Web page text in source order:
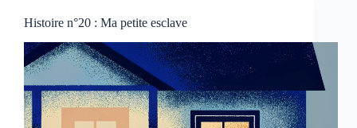
Histoire n°20 : Ma petite esclave